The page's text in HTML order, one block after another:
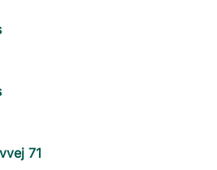
71